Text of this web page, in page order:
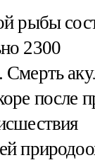
рыбы
2300
Смерть
после